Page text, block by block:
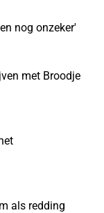
nog onzeker'
met Broodje
als redding